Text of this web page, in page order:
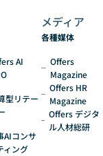
AI
型リテー
AIコンサ
ィング
メディア
各種媒体
Offers
Magazine
Offers HR
Magazine
Offers デジタ
ル人材総研